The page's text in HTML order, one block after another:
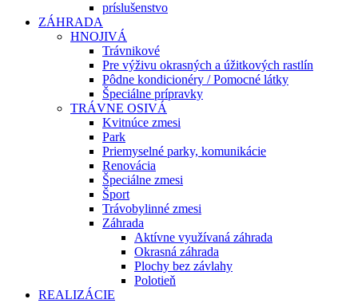
príslušenstvo
ZÁHRADA
HNOJIVÁ
Trávnikové
Pre výživu okrasných a úžitkových rastlín
Pôdne kondicionéry / Pomocné látky
Špeciálne prípravky
TRÁVNE OSIVÁ
Kvitnúce zmesi
Park
Priemyselné parky, komunikácie
Renovácia
Špeciálne zmesi
Šport
Trávobylinné zmesi
Záhrada
Aktívne využívaná záhrada
Okrasná záhrada
Plochy bez závlahy
Polotieň
REALIZÁCIE